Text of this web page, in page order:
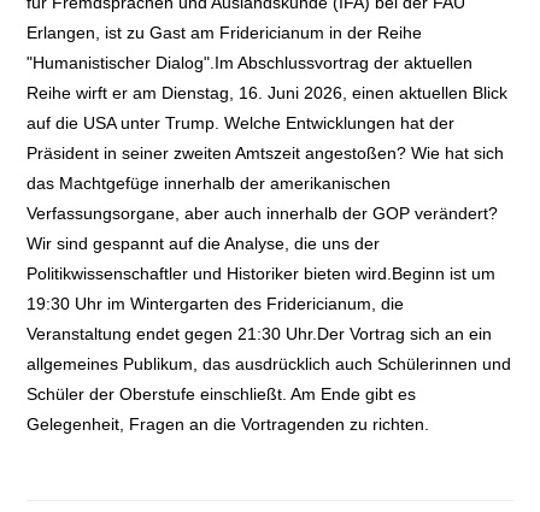
Erlangen, ist zu Gast am Fridericianum in der Reihe
"Humanistischer Dialog".Im Abschlussvortrag der aktuellen
Reihe wirft er am Dienstag, 16. Juni 2026, einen aktuellen Blick
auf die USA unter Trump. Welche Entwicklungen hat der
Präsident in seiner zweiten Amtszeit angestoßen? Wie hat sich
das Machtgefüge innerhalb der amerikanischen
Verfassungsorgane, aber auch innerhalb der GOP verändert?
Wir sind gespannt auf die Analyse, die uns der
Politikwissenschaftler und Historiker bieten wird.Beginn ist um
19:30 Uhr im Wintergarten des Fridericianum, die
Veranstaltung endet gegen 21:30 Uhr.Der Vortrag sich an ein
allgemeines Publikum, das ausdrücklich auch Schülerinnen und
Schüler der Oberstufe einschließt. Am Ende gibt es
Gelegenheit, Fragen an die Vortragenden zu richten.